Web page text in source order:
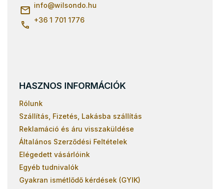
info@wilsondo.hu
+36 1 701 1776
HASZNOS INFORMÁCIÓK
Rólunk
Szállítás, Fizetés, Lakásba szállítás
Reklamáció és áru visszaküldése
Általános Szerződési Feltételek
Elégedett vásárlóink
Egyéb tudnivalók
Gyakran ismétlődő kérdések (GYIK)